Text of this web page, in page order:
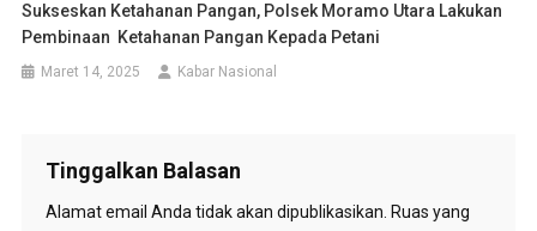
Sukseskan Ketahanan Pangan, Polsek Moramo Utara Lakukan
Pembinaan Ketahanan Pangan Kepada Petani
Maret 14, 2025 Kabar Nasional
Tinggalkan Balasan
Alamat email Anda tidak akan dipublikasikan. Ruas yang